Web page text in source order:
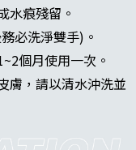
水痕殘留。
必洗淨雙手)。
個月使用一次。
膚，請以清水沖洗並